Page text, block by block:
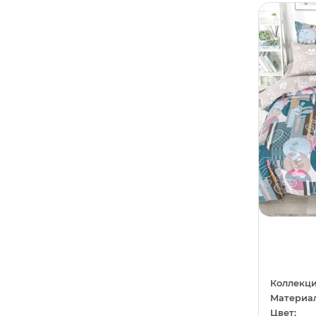
Цвет: